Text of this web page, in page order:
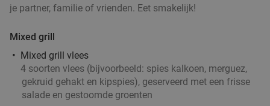
je partner, familie of vrienden. Eet smakelijk!
Mixed grill
Mixed grill vlees
4 soorten vlees (bijvoorbeeld: spies kalkoen, merguez,
gekruid gehakt en kipspies), geserveerd met een frisse
salade en gestoomde groenten